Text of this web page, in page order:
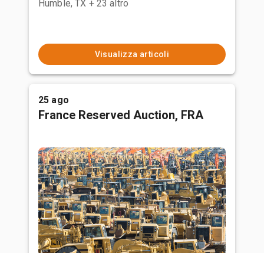
Humble, TX + 23 altro
Visualizza articoli
25 ago
France Reserved Auction, FRA